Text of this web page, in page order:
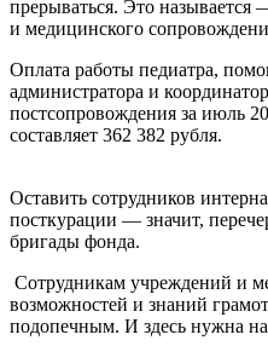
прерываться. Это называется
и медицинского
Оплата работы педиатра,
администратора и
постсопровождения за июль
составляет 362 382 рубля.
Оставить сотрудников
посткурации — значит,
бригады фонда.
Сотрудникам учреждений и
возможностей и знаний
подопечным. И здесь нужна